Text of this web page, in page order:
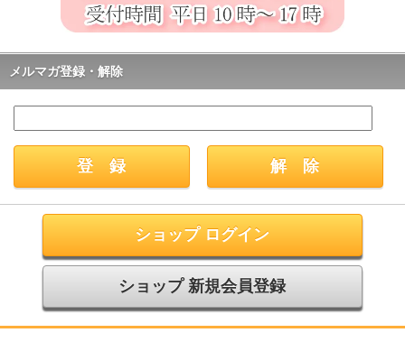
メルマガ登録・解除
ショップ ログイン
ショップ 新規会員登録